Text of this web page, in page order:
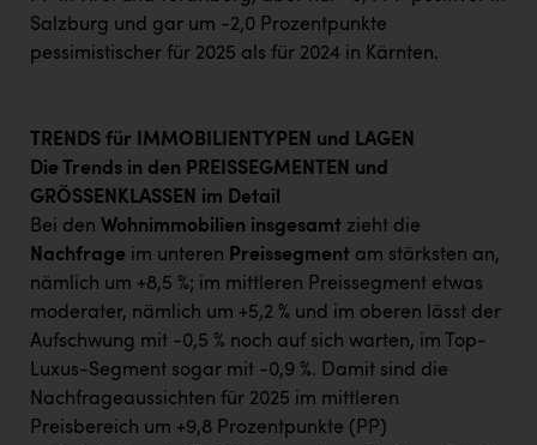
Salzburg und gar um -2,0 Prozentpunkte
pessimistischer für 2025 als für 2024 in Kärnten.
TRENDS für IMMOBILIENTYPEN und LAGEN
Die Trends in den PREISSEGMENTEN und
GRÖSSENKLASSEN im Detail
Bei den Wohnimmobilien insgesamt zieht die
Nachfrage im unteren Preissegment am stärksten an,
nämlich um +8,5 %; im mittleren Preissegment etwas
moderater, nämlich um +5,2 % und im oberen lässt der
Aufschwung mit -0,5 % noch auf sich warten, im Top-
Luxus-Segment sogar mit -0,9 %. Damit sind die
Nachfrageaussichten für 2025 im mittleren
Preisbereich um +9,8 Prozentpunkte (PP)